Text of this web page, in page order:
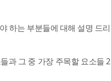
하는 부분들에 대해 설명 드리
과 그 중 가장 주목할 요소들 2